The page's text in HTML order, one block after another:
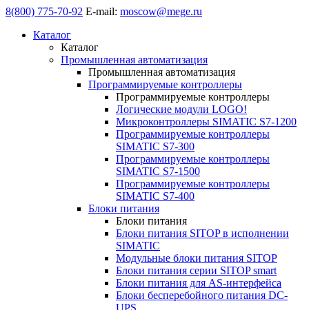
8(800) 775-70-92 E-mail: moscow@mege.ru
Каталог
Каталог
Промышленная автоматизация
Промышленная автоматизация
Программируемые контроллеры
Программируемые контроллеры
Логические модули LOGO!
Микроконтроллеры SIMATIC S7-1200
Программируемые контроллеры
SIMATIC S7-300
Программируемые контроллеры
SIMATIC S7-1500
Программируемые контроллеры
SIMATIC S7-400
Блоки питания
Блоки питания
Блоки питания SITOP в исполнении
SIMATIC
Модульные блоки питания SITOP
Блоки питания серии SITOP smart
Блоки питания для AS-интерфейса
Блоки бесперебойного питания DC-
UPS